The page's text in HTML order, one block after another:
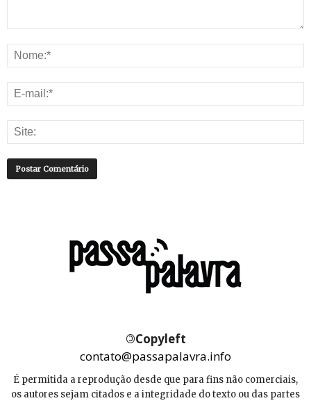
©Copyleft
contato@passapalavra.info
É permitida a reprodução desde que para fins não comerciais,
os autores sejam citados e a integridade do texto ou das partes